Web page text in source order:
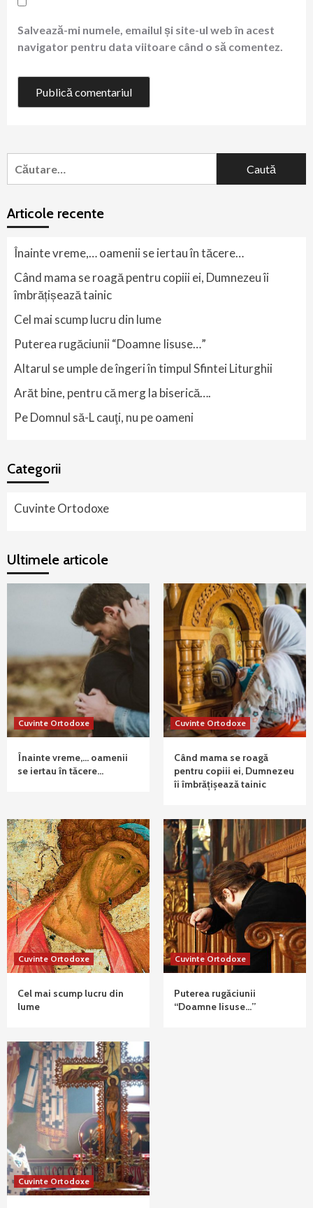
Salvează-mi numele, emailul și site-ul web în acest
navigator pentru data viitoare când o să comentez.
după:
Articole recente
Înainte vreme,… oamenii se iertau în tăcere…
Când mama se roagă pentru copiii ei, Dumnezeu îi
îmbrățișează tainic
Cel mai scump lucru din lume
Puterea rugăciunii “Doamne Iisuse…”
Altarul se umple de îngeri în timpul Sfintei Liturghii
Arăt bine, pentru că merg la biserică….
Pe Domnul să-L cauţi, nu pe oameni
Categorii
Cuvinte Ortodoxe
Ultimele articole
Cuvinte Ortodoxe
Înainte vreme,… oamenii
se iertau în tăcere…
Cuvinte Ortodoxe
Când mama se roagă
pentru copiii ei, Dumnezeu
îi îmbrățișează tainic
Cuvinte Ortodoxe
Cel mai scump lucru din
lume
Cuvinte Ortodoxe
Puterea rugăciunii
“Doamne Iisuse…”
Cuvinte Ortodoxe